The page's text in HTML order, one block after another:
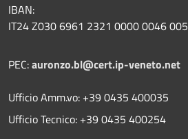
IBAN:
IT24 Z030 6961 2321 0000 0046 005
PEC:auronzo.bl@cert.ip-veneto.net
Ufficio Amm.vo: +39 0435 400035
Ufficio Tecnico: +39 0435 400254